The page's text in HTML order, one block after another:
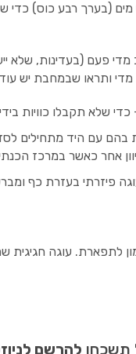
(בערך רבע כוס) כדי
מדי ותראו שבמחבת יש
שלא תקבלו כוויות
עם היד מתחילים
אחר כאשר במרכז
פיזרתי בעזרת כף
לתפארת. עוגה
תשכחו להרשם